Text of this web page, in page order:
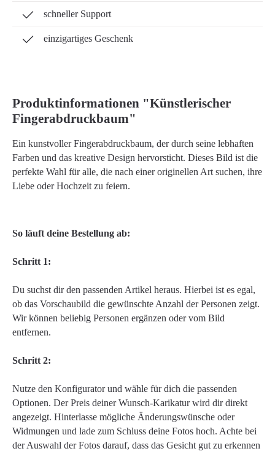
schneller Support
einzigartiges Geschenk
Produktinformationen "Künstlerischer
Fingerabdruckbaum"
Ein kunstvoller Fingerabdruckbaum, der durch seine lebhaften
Farben und das kreative Design hervorsticht. Dieses Bild ist die
perfekte Wahl für alle, die nach einer originellen Art suchen, ihre
Liebe oder Hochzeit zu feiern.
So läuft deine Bestellung ab:
Schritt 1:
Du suchst dir den passenden Artikel heraus. Hierbei ist es egal,
ob das Vorschaubild die gewünschte Anzahl der Personen zeigt.
Wir können beliebig Personen ergänzen oder vom Bild
entfernen.
Schritt 2:
Nutze den Konfigurator und wähle für dich die passenden
Optionen. Der Preis deiner Wunsch-Karikatur wird dir direkt
angezeigt. Hinterlasse mögliche Änderungswünsche oder
Widmungen und lade zum Schluss deine Fotos hoch. Achte bei
der Auswahl der Fotos darauf, dass das Gesicht gut zu erkennen